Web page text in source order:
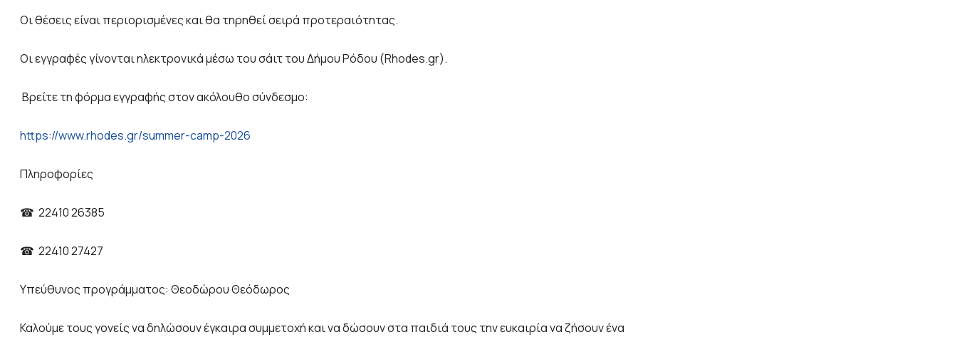
Οι θέσεις είναι περιορισμένες και θα τηρηθεί σειρά προτεραιότητας.
Οι εγγραφές γίνονται ηλεκτρονικά μέσω του σάιτ του Δήμου Ρόδου (Rhodes.gr).
Βρείτε τη φόρμα εγγραφής στον ακόλουθο σύνδεσμο:
https://www.rhodes.gr/summer-camp-2026
Πληροφορίες
☎ 22410 26385
☎ 22410 27427
Υπεύθυνος προγράμματος: Θεοδώρου Θεόδωρος
Καλούμε τους γονείς να δηλώσουν έγκαιρα συμμετοχή και να δώσουν στα παιδιά τους την ευκαιρία να ζήσουν ένα